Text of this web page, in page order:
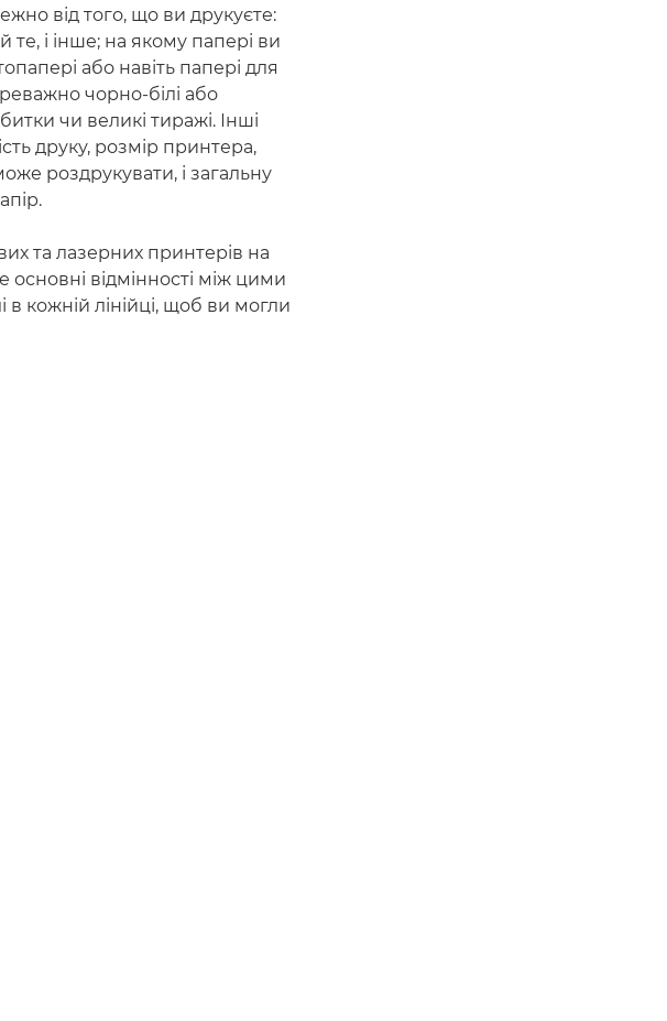
від того, що ви друкуєте:
те, і інше; на якому папері ви
або навіть папері для
чорно-білі або
чи великі тиражі. Інші
друку, розмір принтера,
роздрукувати, і загальну
та лазерних принтерів на
відмінності між цими
в кожній лінійці, щоб ви могли